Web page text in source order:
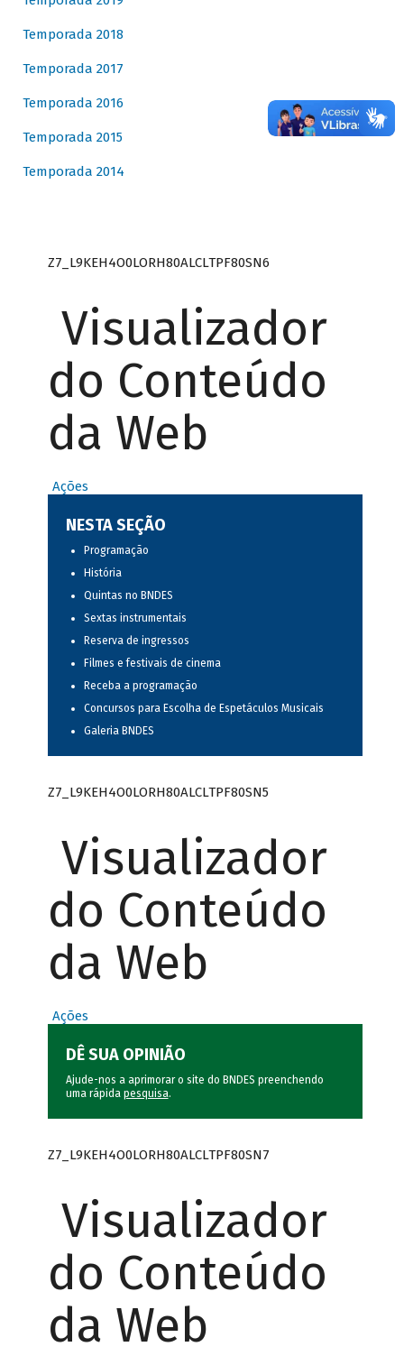
Temporada 2018
Temporada 2017
Temporada 2016
Temporada 2015
Temporada 2014
Z7_L9KEH4O0LORH80ALCLTPF80SN6
Visualizador
do Conteúdo
da Web
Ações
NESTA SEÇÃO
Programação
História
Quintas no BNDES
Sextas instrumentais
Reserva de ingressos
Filmes e festivais de cinema
Receba a programação
Concursos para Escolha de Espetáculos Musicais
Galeria BNDES
Z7_L9KEH4O0LORH80ALCLTPF80SN5
Visualizador
do Conteúdo
da Web
Ações
DÊ SUA OPINIÃO
Ajude-nos a aprimorar o site do BNDES preenchendo
uma rápida pesquisa.
Z7_L9KEH4O0LORH80ALCLTPF80SN7
Visualizador
do Conteúdo
da Web